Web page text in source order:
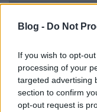
Blog - Do Not
If you wish to opt-
processing of your
targeted advertising
section to confirm
opt-out request is